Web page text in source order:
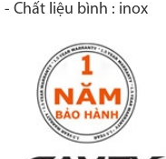
- Chất liệu bình : inox